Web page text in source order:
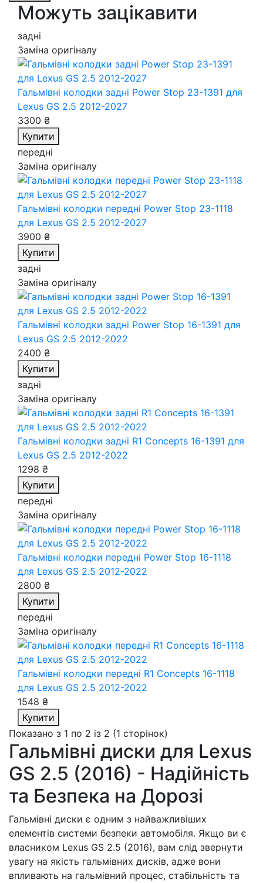
Можуть зацікавити
задні
Заміна оригіналу
Гальмівні колодки задні Power Stop 23-1391 для
Lexus GS 2.5 2012-2027
3300 ₴
Купити
передні
Заміна оригіналу
Гальмівні колодки передні Power Stop 23-1118
для Lexus GS 2.5 2012-2027
3900 ₴
Купити
задні
Заміна оригіналу
Гальмівні колодки задні Power Stop 16-1391 для
Lexus GS 2.5 2012-2022
2400 ₴
Купити
задні
Заміна оригіналу
Гальмівні колодки задні R1 Concepts 16-1391 для
Lexus GS 2.5 2012-2022
1298 ₴
Купити
передні
Заміна оригіналу
Гальмівні колодки передні Power Stop 16-1118
для Lexus GS 2.5 2012-2022
2800 ₴
Купити
передні
Заміна оригіналу
Гальмівні колодки передні R1 Concepts 16-1118
для Lexus GS 2.5 2012-2022
1548 ₴
Купити
Показано з 1 по 2 із 2 (1 сторінок)
Гальмівні диски для Lexus
GS 2.5 (2016) - Надійність
та Безпека на Дорозі
Гальмівні диски є одним з найважливіших
елементів системи безпеки автомобіля. Якщо ви є
власником Lexus GS 2.5 (2016), вам слід звернути
увагу на якість гальмівних дисків, адже вони
впливають на гальмівний процес, стабільність та